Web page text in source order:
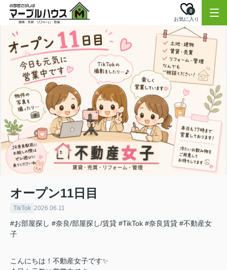
お気に入り
0
オープン11日目
TikTok 2026.06.11
#お部屋探し #奈良/部屋探し/賃貸 #TikTok #奈良賃貸 #不動産女
子
こんにちは！不動産女子です✨